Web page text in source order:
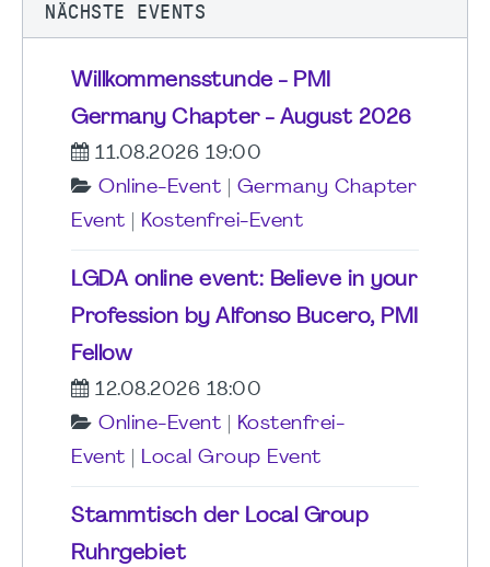
NÄCHSTE EVENTS
Willkommensstunde - PMI
Germany Chapter - August 2026
11.08.2026 19:00
Online-Event
Germany Chapter
Event
Kostenfrei-Event
LGDA online event: Believe in your
Profession by Alfonso Bucero, PMI
Fellow
12.08.2026 18:00
Online-Event
Kostenfrei-
Event
Local Group Event
Stammtisch der Local Group
Ruhrgebiet